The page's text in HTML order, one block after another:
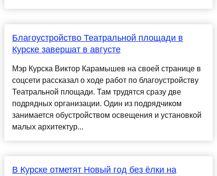
Благоустройство Театральной площади в
Курске завершат в августе
Мэр Курска Виктор Карамышев на своей странице в
соцсети рассказал о ходе работ по благоустройству
Театральной площади. Там трудятся сразу две
подрядных организации. Один из подрядчиком
занимается обустройством освещения и установкой
малых архитектур...
В Курске отметят Новый год без ёлки на